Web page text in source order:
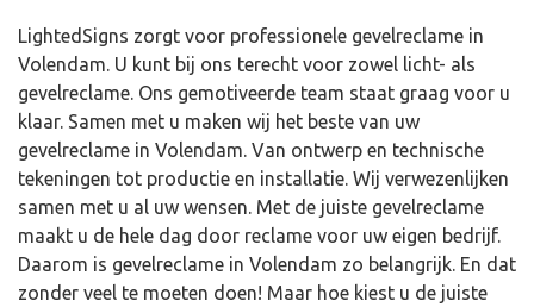
LightedSigns zorgt voor professionele gevelreclame in
Volendam. U kunt bij ons terecht voor zowel licht- als
gevelreclame. Ons gemotiveerde team staat graag voor u
klaar. Samen met u maken wij het beste van uw
gevelreclame in Volendam. Van ontwerp en technische
tekeningen tot productie en installatie. Wij verwezenlijken
samen met u al uw wensen. Met de juiste gevelreclame
maakt u de hele dag door reclame voor uw eigen bedrijf.
Daarom is gevelreclame in Volendam zo belangrijk. En dat
zonder veel te moeten doen! Maar hoe kiest u de juiste